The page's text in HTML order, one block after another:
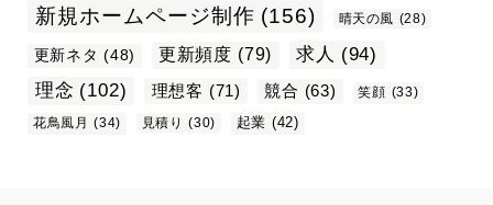
新規ホームページ制作 (156) 晴天の風 (28)
更新ネタ (48) 更新頻度 (79) 求人 (94)
理念 (102) 理想客 (71) 競合 (63) 笑顔 (33)
花鳥風月
(34) 見積り (30) 起業 (42)